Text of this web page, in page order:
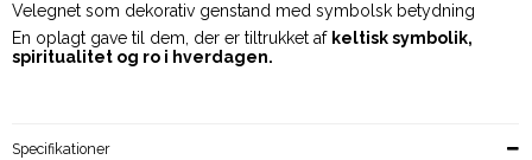
Velegnet som dekorativ genstand med symbolsk betydning
En oplagt gave til dem, der er tiltrukket af keltisk symbolik,
spiritualitet og ro i hverdagen.
Specifikationer